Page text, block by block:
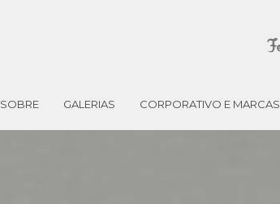
SOBRE GALERIAS CORPORATIVO E MARCAS